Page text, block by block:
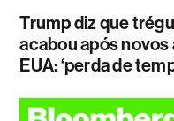
Trump diz que
acabou após
EUA: ‘perda de